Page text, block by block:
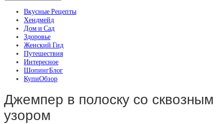
Вкусные Рецепты
Хендмейд
Дом и Сад
Здоровье
Женский Гид
Путешествия
Интересное
ШопингБлог
КупиОбзор
Джемпер в полоску со сквозным
узором